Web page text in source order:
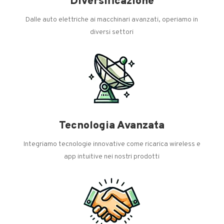
Dalle auto elettriche ai macchinari avanzati, operiamo in
diversi settori
Tecnologia Avanzata
Integriamo tecnologie innovative come ricarica wireless e
app intuitive nei nostri prodotti